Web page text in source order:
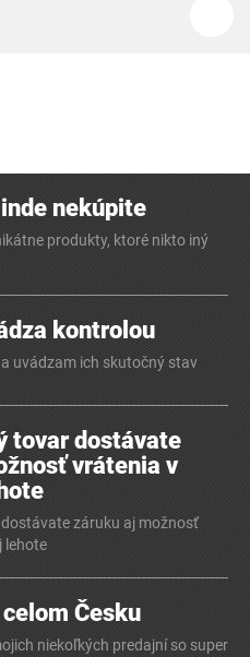
nekúpite
produkty, ktoré nikto iný
kontrolou
uvádzam ich skutočný stav
tovar dostávate
vrátenia v
záruku aj možnosť
lehote
Česku
niekoľkých predajní so super